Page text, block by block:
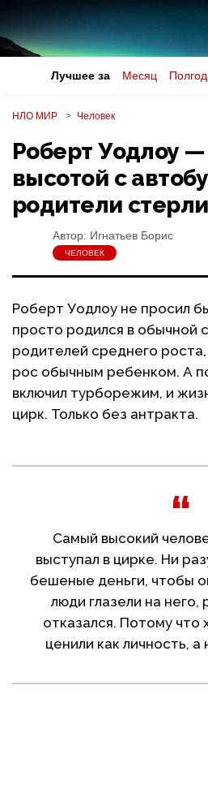
Лучшее за Месяц
НЛО МИР Человек
Роберт Уодлоу
высотой с
родители
Автор: Игнатьев Борис
ЧЕЛОВЕК
Роберт Уодлоу не просил
просто родился в обычной
родителей среднего
рос обычным ребенком. А
включил турборежим, и
цирк. Только без антракта.
Самый высокий
выступал в цирке. Ни
бешеные деньги, чтобы
люди глазели на него,
отказался. Потому что
ценили как личность, а